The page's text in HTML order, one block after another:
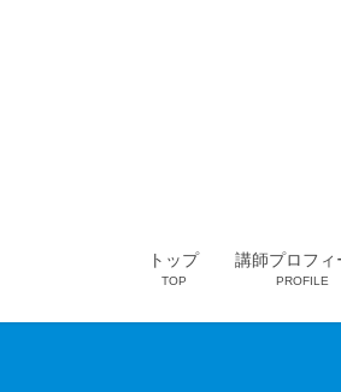
トップ
TOP
講師プロフィ
PROFILE